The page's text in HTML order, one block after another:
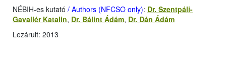
NÉBIH-es kutató / Authors (NFCSO only): Dr. Szentpáli-
Gavallér Katalin, Dr. Bálint Ádám, Dr. Dán Ádám
Lezárult: 2013